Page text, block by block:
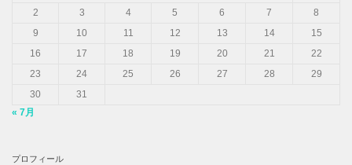
2
3 4 5 6 7
8
9
10 11 12 13 14
15
16
17 18 19 20 21
22
23
24 25 26 27 28
29
30
31
« 7月
プロフィール